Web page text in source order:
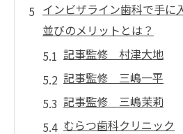
インビザライン歯科で手に
並びのメリットとは？
記事監修 村津大地
記事監修 三嶋一平
記事監修 三嶋茉莉
むらつ歯科クリニック